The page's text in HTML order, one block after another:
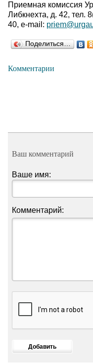
Приемная комиссия
Либкнехта, д. 42, тел.
40, е-mail:
Поделиться…
Комментарии
Ваш комментарий
Ваше имя:
Комментарий: